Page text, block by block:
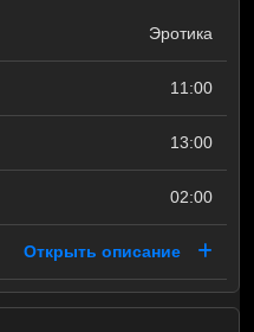
Эротика
11:00
13:00
02:00
Открыть описание